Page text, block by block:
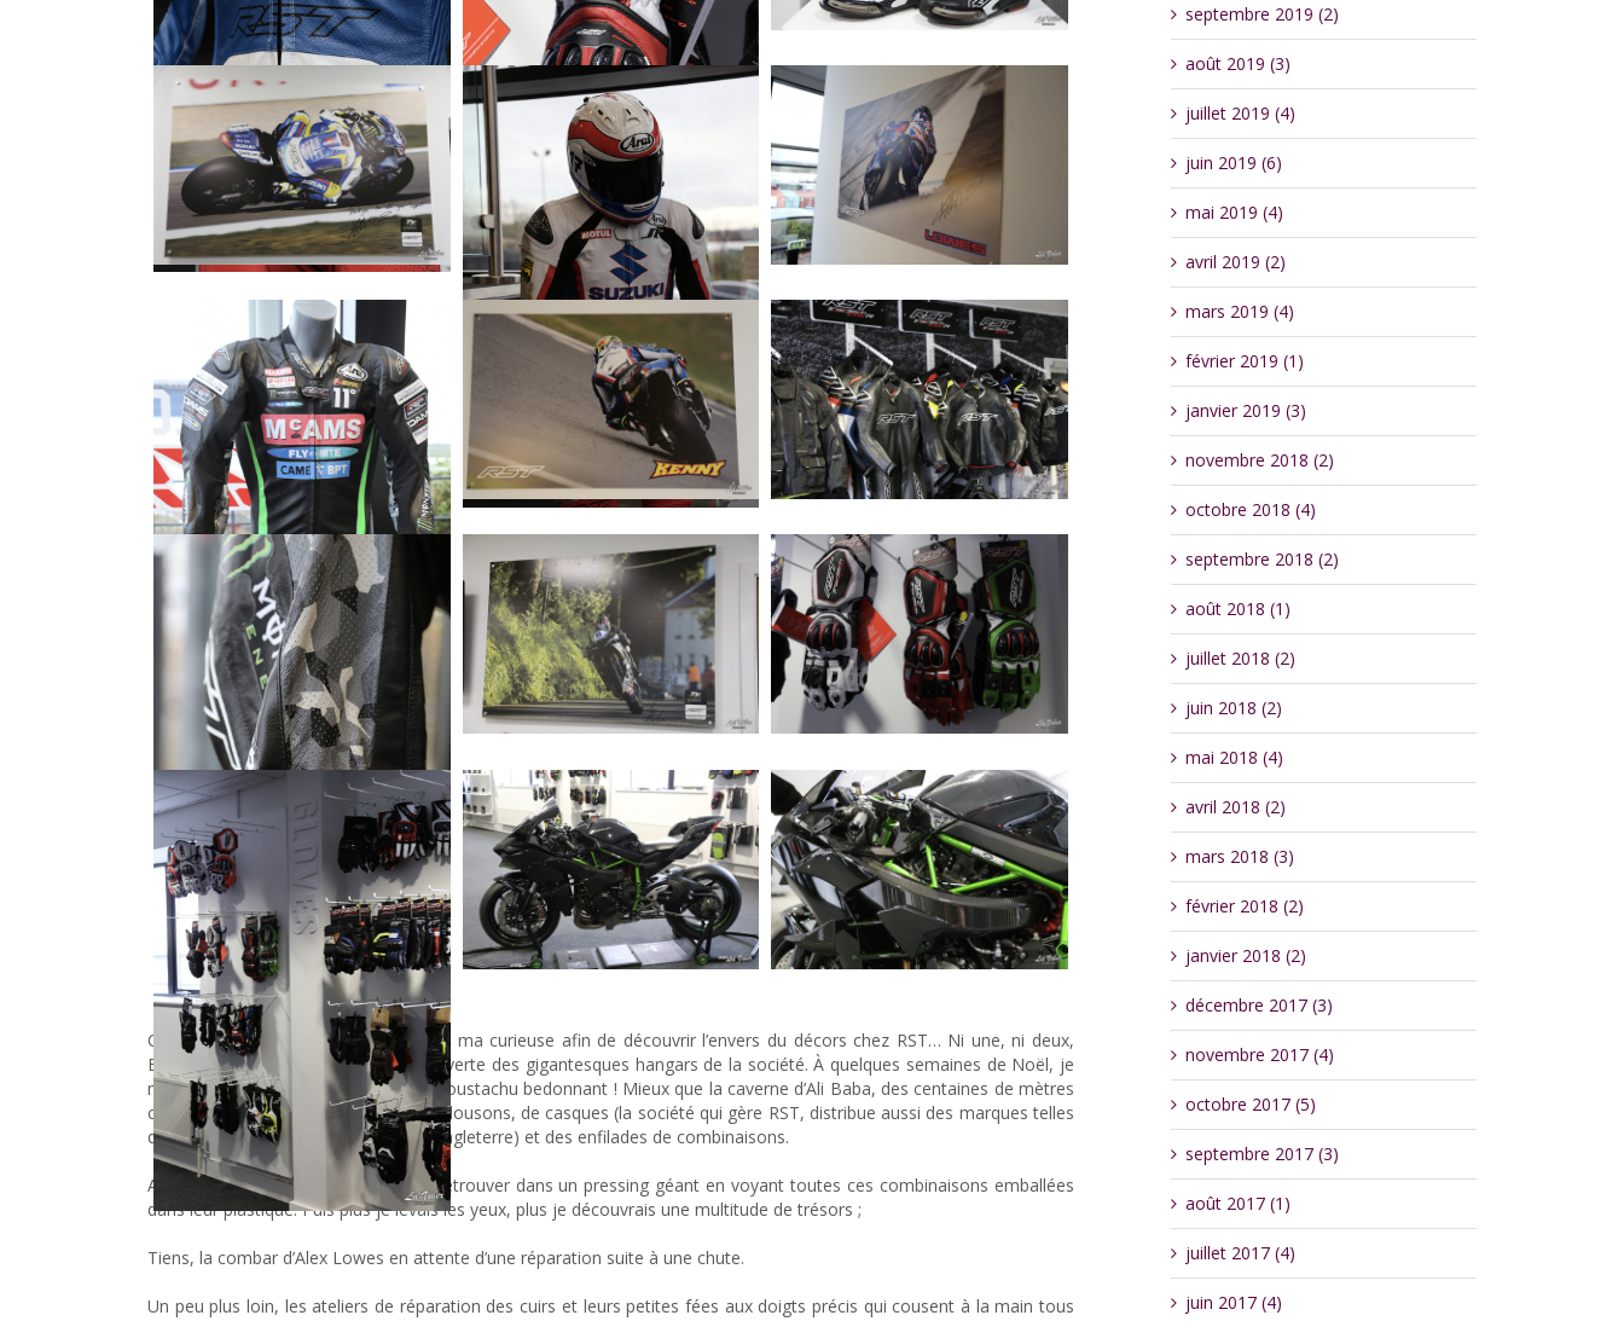
C’est pas tout mais moi je ferais bien ma curieuse afin de découvrir l’envers du décors chez RST… Ni une, ni deux,
Becca m’entraîne avec elle à la découverte des gigantesques hangars de la société. À quelques semaines de Noël, je
me suis du coup remise à croire au moustachu bedonnant ! Mieux que la caverne d’Ali Baba, des centaines de mètres
carrés qui renferment des milliers de blousons, de casques (la société qui gère RST, distribue aussi des marques telles
que Arai ou encore AGV pour toute l’Angleterre) et des enfilades de combinaisons.
Au départ j’ai eu l’impression de me retrouver dans un pressing géant en voyant toutes ces combinaisons emballées
dans leur plastique. Puis plus je levais les yeux, plus je découvrais une multitude de trésors ;
Tiens, la combar d’Alex Lowes en attente d’une réparation suite à une chute.
Un peu plus loin, les ateliers de réparation des cuirs et leurs petites fées aux doigts précis qui cousent à la main tous
septembre 2019 (2)
août 2019 (3)
juillet 2019 (4)
juin 2019 (6)
mai 2019 (4)
avril 2019 (2)
mars 2019 (4)
février 2019 (1)
janvier 2019 (3)
novembre 2018 (2)
octobre 2018 (4)
septembre 2018 (2)
août 2018 (1)
juillet 2018 (2)
juin 2018 (2)
mai 2018 (4)
avril 2018 (2)
mars 2018 (3)
février 2018 (2)
janvier 2018 (2)
décembre 2017 (3)
novembre 2017 (4)
octobre 2017 (5)
septembre 2017 (3)
août 2017 (1)
juillet 2017 (4)
juin 2017 (4)